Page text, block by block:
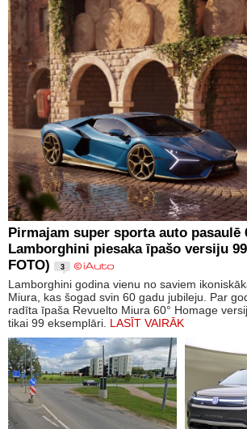
Pirmajam super sporta auto pasaulē
Lamborghini piesaka īpašo versiju
FOTO)
3
Lamborghini godina vienu no saviem
Miura, kas šogad svin 60 gadu jubileju. Par
radīta īpaša Revuelto Miura 60° Homage
tikai 99 eksemplāri. LASĪT VAIRĀK